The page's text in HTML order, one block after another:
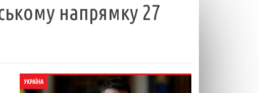
напрямку 27
УКРАЇНА